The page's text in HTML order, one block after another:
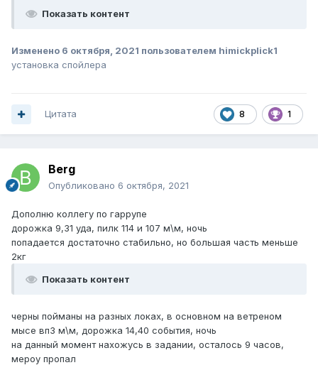
Показать контент
Изменено 6 октября, 2021 пользователем himickplick1
установка спойлера
8 1
Цитата
Berg
Опубликовано 6 октября, 2021
Дополню коллегу по гаррупе
дорожка 9,31 уда, пилк 114 и 107 м\м, ночь
попадается достаточно стабильно, но большая часть меньше
2кг
Показать контент
черны пойманы на разных локах, в основном на ветреном
мысе вп3 м\м, дорожка 14,40 события, ночь
на данный момент нахожусь в задании, осталось 9 часов,
мероу пропал